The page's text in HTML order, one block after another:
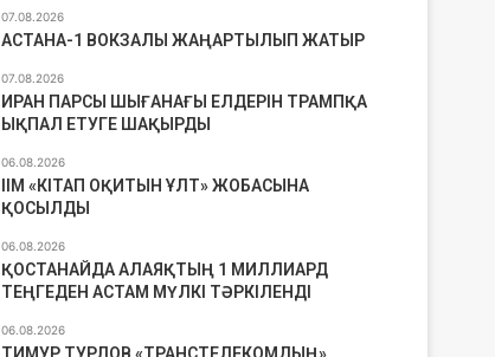
07.08.2026
АСТАНА-1 ВОКЗАЛЫ ЖАҢАРТЫЛЫП ЖАТЫР
07.08.2026
ИРАН ПАРСЫ ШЫҒАНАҒЫ ЕЛДЕРІН ТРАМПҚА
ЫҚПАЛ ЕТУГЕ ШАҚЫРДЫ
06.08.2026
ІІМ «КІТАП ОҚИТЫН ҰЛТ» ЖОБАСЫНА
ҚОСЫЛДЫ
06.08.2026
ҚОСТАНАЙДА АЛАЯҚТЫҢ 1 МИЛЛИАРД
ТЕҢГЕДЕН АСТАМ МҮЛКІ ТӘРКІЛЕНДІ
06.08.2026